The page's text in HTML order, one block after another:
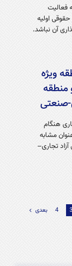
فعالیت
اولیه
آن نباشد.
ویژه
منطقه
صنعتی
هنگام
مشابه
تجاری–
3
4 بعدی